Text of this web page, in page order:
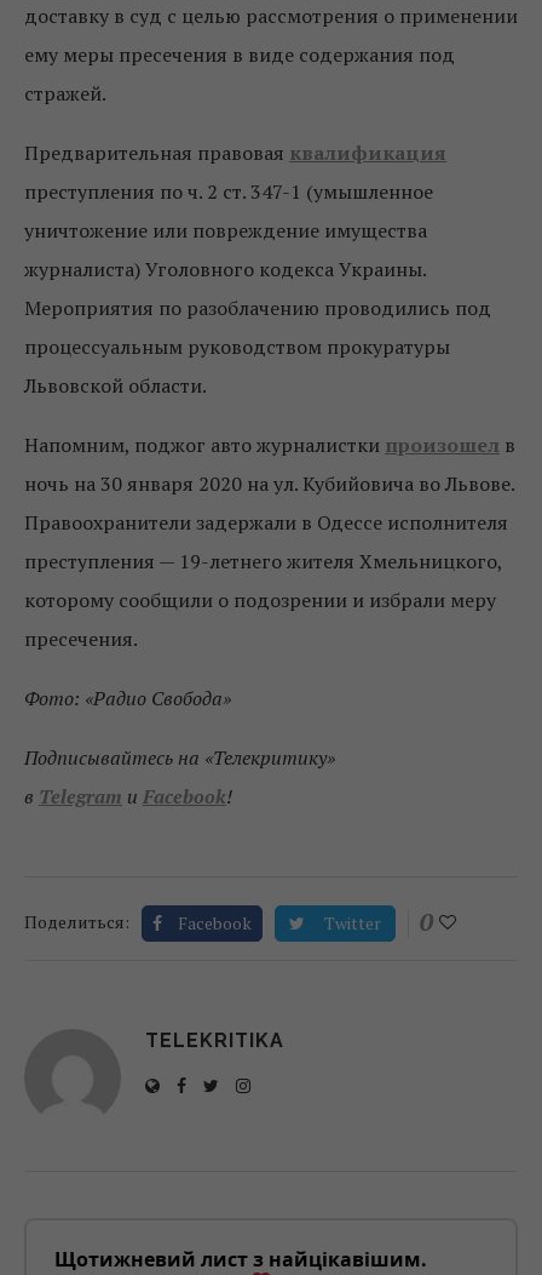
доставку в суд с целью рассмотрения о применении
ему меры пресечения в виде содержания под
стражей.
Предварительная правовая квалификация
преступления по ч. 2 ст. 347-1 (умышленное
уничтожение или повреждение имущества
журналиста) Уголовного кодекса Украины.
Мероприятия по разоблачению проводились под
процессуальным руководством прокуратуры
Львовской области.
Напомним, поджог авто журналистки произошел в
ночь на 30 января 2020 на ул. Кубийовича во Львове.
Правоохранители задержали в Одессе исполнителя
преступления — 19-летнего жителя Хмельницкого,
которому сообщили о подозрении и избрали меру
пресечения.
Фото: «Радио Свобода»
Подписывайтесь на «Телекритику»
в Telegram и Facebook!
Поделиться: Facebook Twitter 0
TELEKRITIKA
Щотижневий лист з найцікавішим.